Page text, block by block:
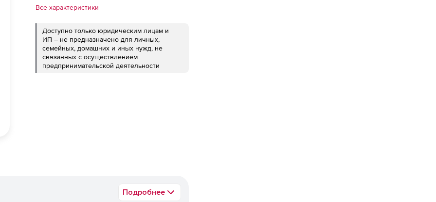
Все характеристики
Доступно только юридическим лицам и
ИП – не предназначено для личных,
семейных, домашних и иных нужд, не
связанных с осуществлением
предпринимательской деятельности
Подробнее